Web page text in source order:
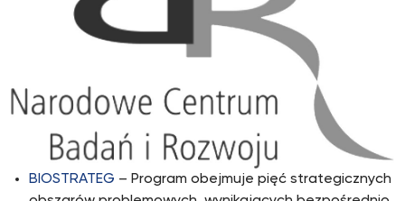
BIOSTRATEG – Program obejmuje pięć strategicznych